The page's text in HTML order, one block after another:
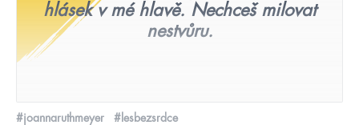
hlásek v mé hlavě. Nechceš milovat
nestvůru.
#joannaruthmeyer #lesbezsrdce